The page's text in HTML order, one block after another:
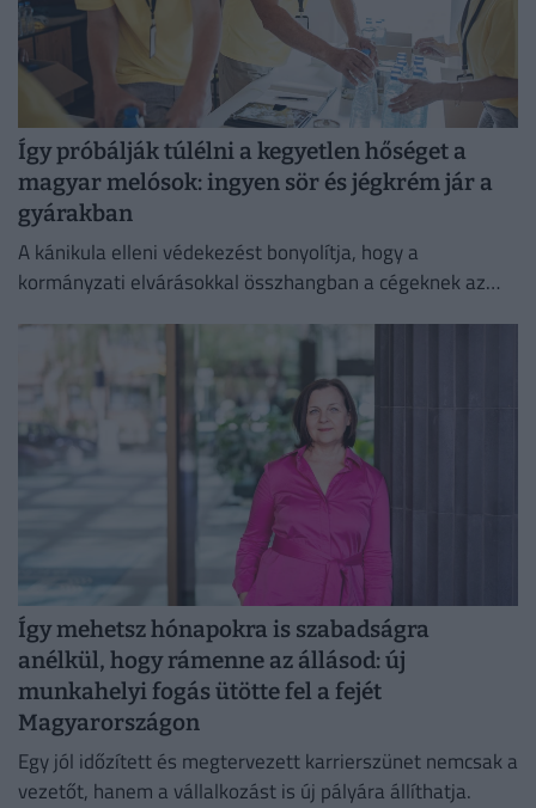
Így próbálják túlélni a kegyetlen hőséget a
magyar melósok: ingyen sör és jégkrém jár a
gyárakban
A kánikula elleni védekezést bonyolítja, hogy a
kormányzati elvárásokkal összhangban a cégeknek az
Így mehetsz hónapokra is szabadságra
anélkül, hogy rámenne az állásod: új
munkahelyi fogás ütötte fel a fejét
Magyarországon
Egy jól időzített és megtervezett karrierszünet nemcsak a
vezetőt, hanem a vállalkozást is új pályára állíthatja.